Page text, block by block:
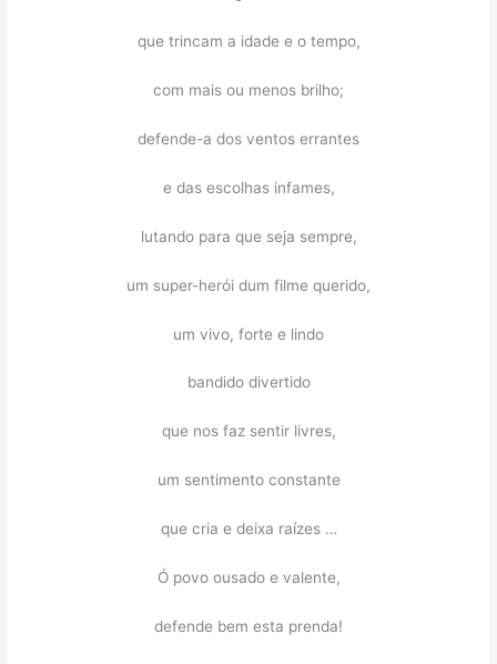
que trincam a idade e o tempo,
com mais ou menos brilho;
defende-a dos ventos errantes
e das escolhas infames,
lutando para que seja sempre,
um super-herói dum filme querido,
um vivo, forte e lindo
bandido divertido
que nos faz sentir livres,
um sentimento constante
que cria e deixa raízes …
Ó povo ousado e valente,
defende bem esta prenda!